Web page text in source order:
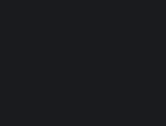
eget dolor. Aenean massa.
penatibus et magnis dis parturient
mus. Donec quam felis,